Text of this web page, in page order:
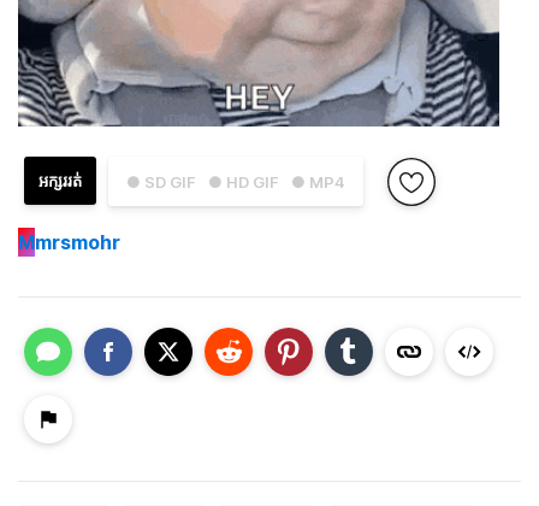
● SD GIF ● HD GIF ● MP4
អក្សររត់
Mmrsmohr